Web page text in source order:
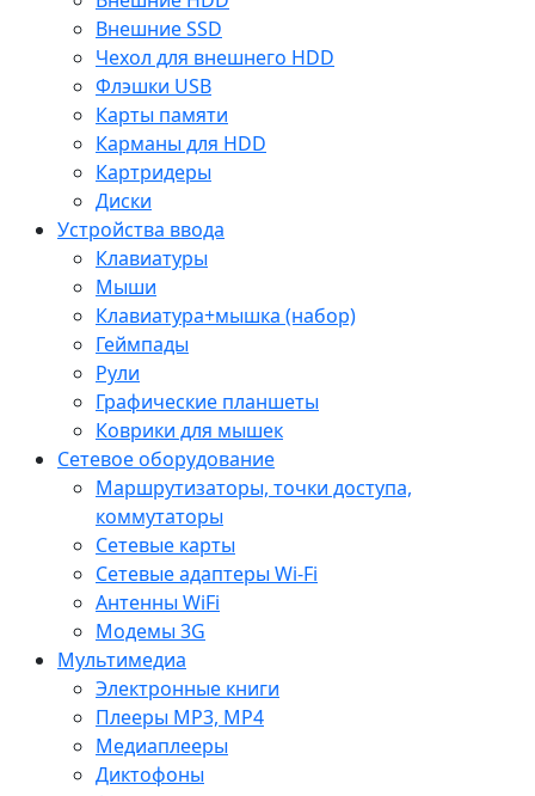
Внешние SSD
Чехол для внешнего HDD
Флэшки USB
Карты памяти
Карманы для HDD
Картридеры
Диски
Устройства ввода
Клавиатуры
Мыши
Клавиатура+мышка (набор)
Геймпады
Рули
Графические планшеты
Коврики для мышек
Сетевое оборудование
Маршрутизаторы, точки доступа,
коммутаторы
Сетевые карты
Сетевые адаптеры Wi-Fi
Антенны WiFi
Модемы 3G
Мультимедиа
Электронные книги
Плееры MP3, MP4
Медиаплееры
Диктофоны